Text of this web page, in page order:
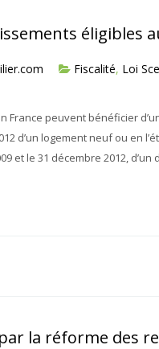
éligibles
Fiscalité, Loi
peuvent bénéficier
d’un logement neuf ou en
et le 31 décembre 2012, d’un
la réforme des